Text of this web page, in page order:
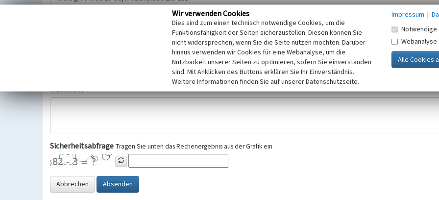
Wir bitten Sie um freiwillige Angabe Ihres Namens und Ihrer E-Mail-Adresse. Ihre Angaben werden ausschließlich im Rahmen der KuLaDig-
Selbstverständlich werden diese entsprechend der Vorschriften des Telemediengesetzes, des Datenschutzgesetzes NRW und der seit
Datenschutzgrundverordnung (EU-DSGVO) vertraulich behandelt, beachten Sie bitte unsere Hinweise zumDatenschutz
Nachricht
Sicherheitsabfrage Tragen Sie unten das Rechenergebnis aus der Grafik ein
Abbrechen Absenden
Wir verwenden Cookies
Dies sind zum einen technisch notwendige Cookies, um die
Funktionsfähigkeit der Seiten sicherzustellen. Diesen können Sie
nicht widersprechen, wenn Sie die Seite nutzen möchten. Darüber
hinaus verwenden wir Cookies für eine Webanalyse, um die
Nutzbarkeit unserer Seiten zu optimieren, sofern Sie einverstanden
sind. Mit Anklicken des Buttons erklären Sie Ihr Einverständnis.
Weitere Informationen finden Sie auf unserer Datenschutzseite.
Impressum |
Notwendige
Webanalyse